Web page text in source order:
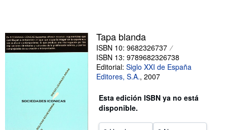
Ayuda
CERRAR
Tapa blanda
ISBN 10: 9682326737
ISBN 13: 9789682326738
Editorial: Siglo XXI de España
Editores, S.A., 2007
Esta edición ISBN ya no está
disponible.